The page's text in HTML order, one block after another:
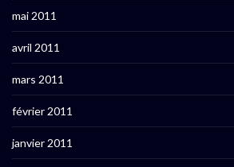
mai 2011
avril 2011
mars 2011
février 2011
janvier 2011